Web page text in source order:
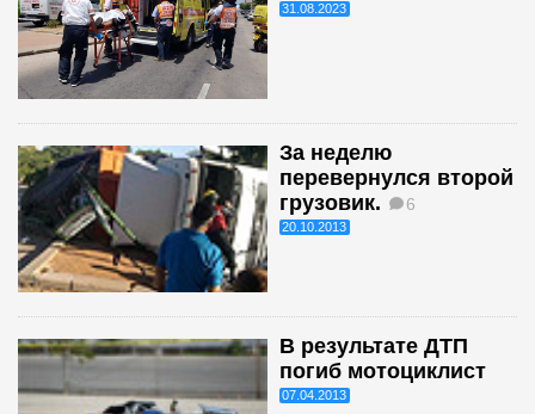
31.08.2023
За неделю
перевернулся второй
грузовик.
6
20.10.2013
В результате ДТП
погиб мотоциклист
07.04.2013